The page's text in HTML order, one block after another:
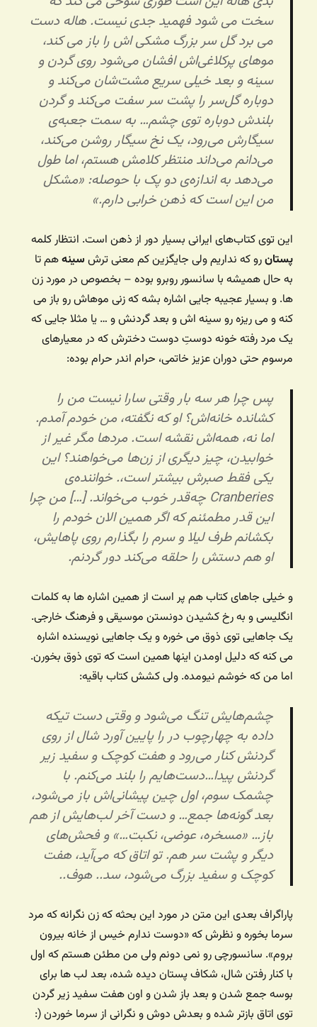
سخت می شود فهمید جدی نیست. هاله دست
می برد گل سر بزرگ مشکی اش را باز می کند،
موهای پرکلاغی‌اش افشان می‌شود روی گردن و
سینه و بعد خیلی سریع مشت‌شان می‌کند و
دوباره گل‌سر را پشت سر سفت می‌کند و گردن
بلندش دوباره توی چشم… به سمت جعبه‌ی
سیگارش می‌رود، یک نخ سیگار روشن می‌کند،
می‌دانم می‌داند منتظر کلامش هستم، اما طول
می‌دهد به اندازه‌ی دو پک با حوصله: «مشکل
من این است که ذهن خرابی دارم.»
این توی کتاب‌های ایرانی بسیار دور از ذهن است. انتظار کلمه
پستانرو که نداریم ولی جایگزین کم معنی ترش سینههم تا
به حال همیشه با سانسور روبرو بوده – بخصوص در مورد زن
ها. و بسیار عجیبه جایی اشاره بشه که زنی موهاش رو باز می
کنه و می ریزه رو سینه اش و بعد گردنش و … یا مثلا جایی که
یک مرد رفته خونه دوستِ دوست دخترش که در معیارهای
مرسوم حتی دوران عزیز خاتمی، حرام اندر حرام بوده:
پس چرا هر سه بار وقتی سارا نیست من را
کشانده خانه‌اش؟ او که نگفته، من خودم آمدم.
اما نه، همه‌اش نقشه است. مردها مگر غیر از
خوابیدن، چیز دیگری از زن‌ها می‌خواهند؟ این
یکی فقط صبرش بیشتر است،. خواننده‌ی
Cranberies چه‌قدر خوب می‌خواند. […] من چرا
این قدر مطمئنم که اگر همین الان خودم را
بکشانم طرف لیلا و سرم را بگذارم روی پاهایش،
او هم دستش را حلقه می‌کند دور گردنم.
و خیلی جاهای کتاب هم پر است از همین اشاره ها به کلمات
انگلیسی و به رخ کشیدن دونستن موسیقی و فرهنگ خارجی.
یک جاهایی توی ذوق می خوره و یک جاهایی نویسنده اشاره
می کنه که دلیل اومدن اینها همین است که توی ذوق بخورن.
اما من که خوشم نیومده. ولی کشش کتاب باقیه:
چشم‌هایش تنگ می‌شود و وقتی دست تیکه
داده به چهارچوب در را پایین آورد شال از روی
گردنش کنار می‌رود و هفت کوچک و سفید زیر
گردنش پیدا…دست‌هایم را بلند می‌کنم. با
چشمک سوم، اول چین پیشانی‌اش باز می‌شود،
بعد گونه‌ها جمع… و دست آخر لب‌هایش از هم
باز… «مسخره، عوضی، نکبت…» و فحش‌های
دیگر و پشت سر هم. تو اتاق که می‌آید، هفت
کوچک و سفید بزرگ می‌شود، سد.. هوف..
پاراگراف بعدی این متن در مورد این بحثه که زن نگرانه که مرد
سرما بخوره و نظرش که «دوست ندارم خیس از خانه بیرون
بروم». سانسورچی رو نمی دونم ولی من مطئن هستم که اول
با کنار رفتن شال، شکاف پستان دیده شده، بعد لب ها برای
بوسه جمع شدن و بعد باز شدن و اون هفت سفید زیر گردن
توی اتاق بازتر شده و بعدش دوش و نگرانی از سرما خوردن (: